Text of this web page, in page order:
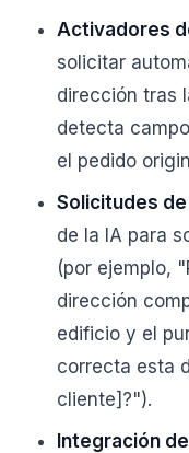
Activadores
solicitar
dirección tras
detecta
el pedido
Solicitudes
de la IA para
(por ejemplo,
dirección
edificio y el
correcta esta
cliente]?").
Integración